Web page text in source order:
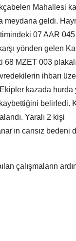
Mahallesi
meydana geldi.
07 AAR 045
yönden gelen
68 MZET 003
ihbarı
kazada hurda
belirledi.
Yaralı 2 kişi
cansız bedeni
çalışmaların